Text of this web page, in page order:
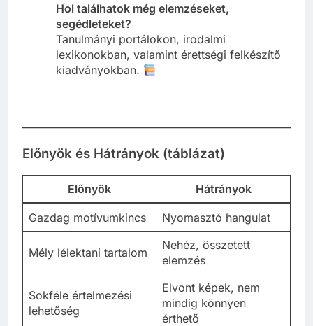
Hol találhatok még elemzéseket,
segédleteket?
Tanulmányi portálokon, irodalmi
lexikonokban, valamint érettségi felkészítő
kiadványokban.
Előnyök és Hátrányok (táblázat)
Előnyök Hátrányok
Gazdag motívumkincs Nyomasztó hangulat
Mély lélektani tartalom
Nehéz, összetett
elemzés
Sokféle értelmezési
lehetőség
Elvont képek, nem
mindig könnyen
érthető